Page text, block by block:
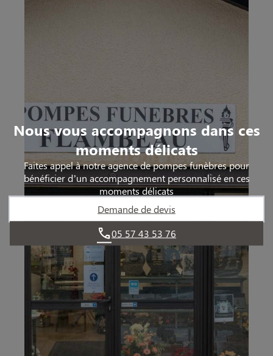
Nous vous accompagnons dans ces
moments délicats
Faites appel à notre agence de pompes funèbres pour
bénéficier d’un accompagnement personnalisé en ces
moments délicats
Demande de devis
05 57 43 53 76